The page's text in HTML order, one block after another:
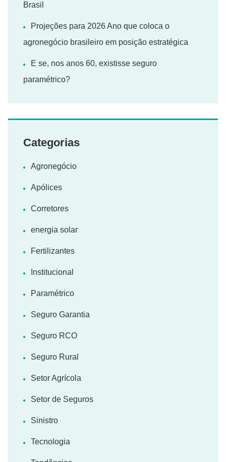
Brasil
Projeções para 2026 Ano que coloca o
agronegócio brasileiro em posição estratégica
E se, nos anos 60, existisse seguro
paramétrico?
Categorias
Agronegócio
Apólices
Corretores
energia solar
Fertilizantes
Institucional
Paramétrico
Seguro Garantia
Seguro RCO
Seguro Rural
Setor Agrícola
Setor de Seguros
Sinistro
Tecnologia